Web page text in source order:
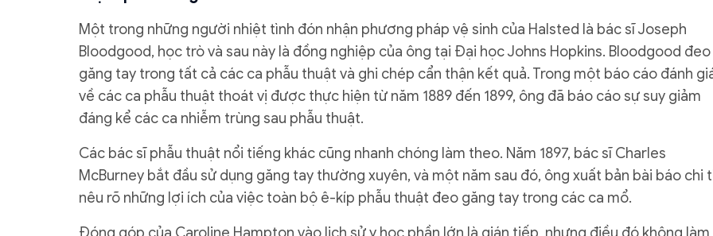
Một trong những người nhiệt tình đón nhận phương pháp vệ sinh của Halsted là bác sĩ Joseph
Bloodgood, học trò và sau này là đồng nghiệp của ông tại Đại học Johns Hopkins. Bloodgood đeo
găng tay trong tất cả các ca phẫu thuật và ghi chép cẩn thận kết quả. Trong một báo cáo đánh
về các ca phẫu thuật thoát vị được thực hiện từ năm 1889 đến 1899, ông đã báo cáo sự suy giảm
đáng kể các ca nhiễm trùng sau phẫu thuật.
Các bác sĩ phẫu thuật nổi tiếng khác cũng nhanh chóng làm theo. Năm 1897, bác sĩ Charles
McBurney bắt đầu sử dụng găng tay thường xuyên, và một năm sau đó, ông xuất bản bài báo chi
nêu rõ những lợi ích của việc toàn bộ ê-kíp phẫu thuật đeo găng tay trong các ca mổ.
Đóng góp của Caroline Hampton vào lịch sử y học phần lớn là gián tiếp, nhưng điều đó không làm